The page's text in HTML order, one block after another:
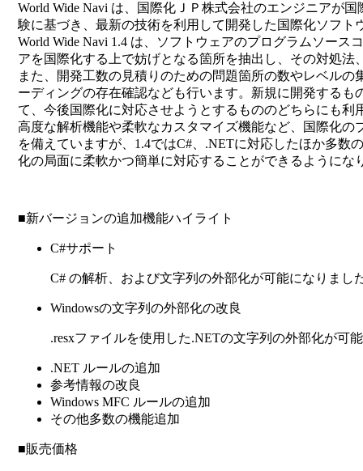
World Wide Navi は、国際化ＪＰ株式会社のエンジニアが
験に基づき、最新の技術を利用して開発した国際化ソフト
World Wide Navi 1.4 は、ソフトウェアのプログラムソース
アを国際化する上で妨げとなる箇所を抽出し、その対処法
また、開発工数の見積りのための問題箇所の数やレベルの
ーディングの存在確認なども行います。新規に開発するも
て、今後国際化に対応させようとするもののどちらにも利
高度な解析機能や柔軟なカスタマイズ機能など、国際化の
を備えていますが、1.4ではC#、.NETに対応したほか多数
化の局面に柔軟かつ簡単に対応することができるようにな
■新バージョンの追加機能ハイライト
C#サポート
C# の解析、および文字列の外部化が可能になりまし
Windowsの文字列の外部化の改良
.resxファイルを使用した.NETの文字列の外部化が可
.NET ルールの追加
参考情報の改良
Windows MFC ルールの追加
その他多数の機能追加
■販売価格